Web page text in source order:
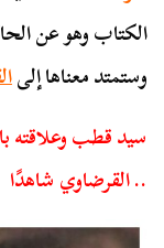
الكتاب وهو عن
وستمتد معناها إلى
سيد قطب وعلاقته
.. القرضاوي شاهدًا